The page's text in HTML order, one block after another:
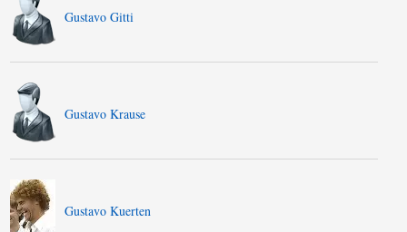
Gustavo Gitti
Gustavo Krause
Gustavo Kuerten